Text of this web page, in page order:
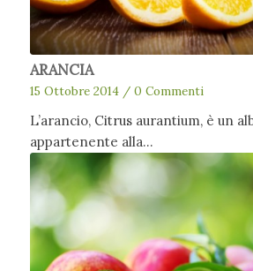
ARANCIA
15 Ottobre 2014 / 0 Commenti
L’arancio, Citrus aurantium, è un
appartenente alla…